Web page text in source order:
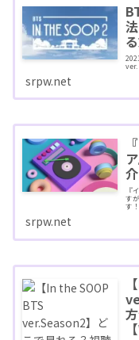
ver.
srpw.net
『
す
す
srpw.net